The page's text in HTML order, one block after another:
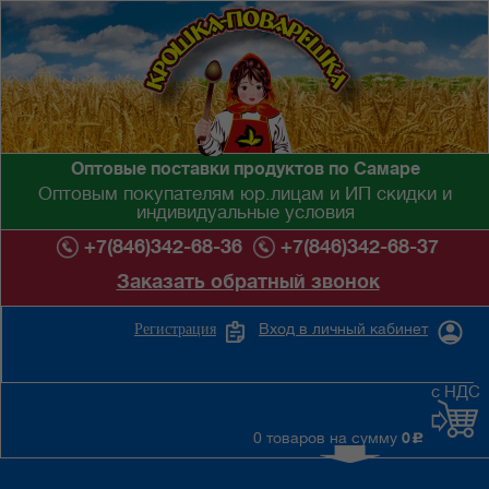
Оптовые поставки продуктов по Самаре
Оптовым покупателям юр.лицам и ИП скидки и
индивидуальные условия
+7(846)342-68-36
+7(846)342-68-37
Заказать обратный звонок
Вход в личный кабинет
Регистрация
0 товаров на сумму 0 c
с НДС